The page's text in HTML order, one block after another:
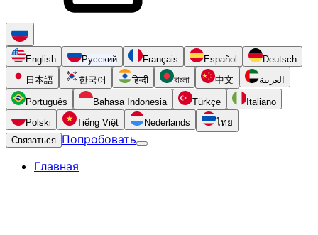
English Русский Français Español
Deutsch
日本語
한국어 हिन्दी বাংলা 中文 العربية
Português Bahasa Indonesia Türkçe
Italiano
Polski
Tiếng Việt Nederlands
ไทย
Связаться Попробовать
Главная